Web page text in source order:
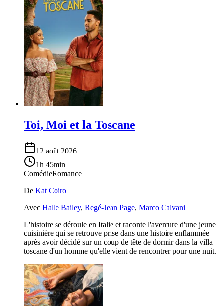
Toi, Moi et la Toscane
12 août 2026
1h 45min
ComédieRomance
De Kat Coiro
Avec Halle Bailey, Regé-Jean Page, Marco Calvani
L'histoire se déroule en Italie et raconte l'aventure d'une jeune
cuisinière qui se retrouve prise dans une histoire enflammée
après avoir décidé sur un coup de tête de dormir dans la villa
toscane d'un homme qu'elle vient de rencontrer pour une nuit.